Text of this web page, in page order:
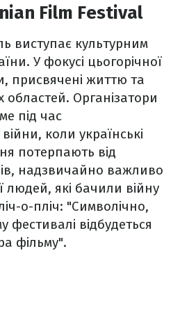
Film Festival
виступає культурним
У фокусі цьогорічної
присвячені життю та
областей. Організатори
під час
коли українські
потерпають від
надзвичайно важливо
людей, які бачили війну
о-пліч: "Символічно,
відбудеться
фільму".